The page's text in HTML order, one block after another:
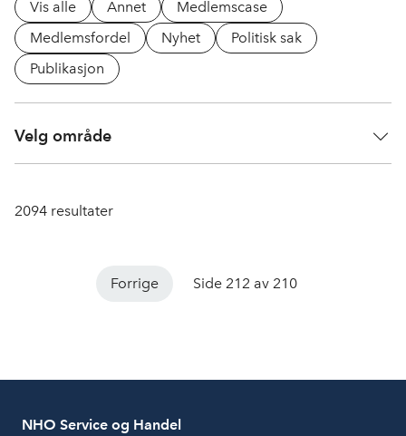
Vis alle Annet
Medlemscase
Medlemsfordel
Nyhet
Politisk sak
Publikasjon
Velg område
2094 resultater
Forrige Side 212 av 210
NHO Service og Handel